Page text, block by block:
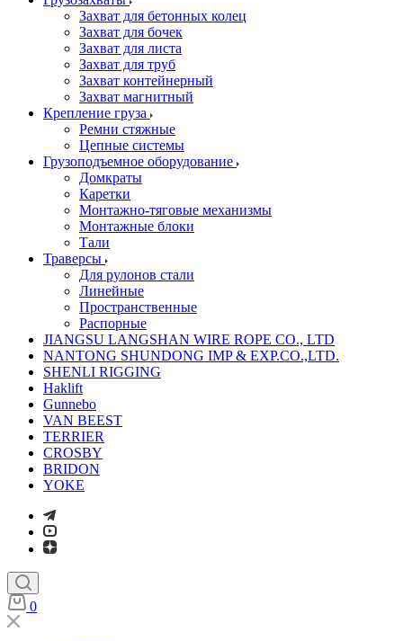
Захват для бетонных колец
Захват для бочек
Захват для листа
Захват для труб
Захват контейнерный
Захват магнитный
Крепление груза
Ремни стяжные
Цепные системы
Грузоподъемное оборудование
Домкраты
Каретки
Монтажно-тяговые механизмы
Монтажные блоки
Тали
Траверсы
Для рулонов стали
Линейные
Пространственные
Распорные
JIANGSU LANGSHAN WIRE ROPE CO., LTD
NANTONG SHUNDONG IMP & EXP.CO.,LTD.
SHENLI RIGGING
Haklift
Gunnebo
VAN BEEST
TERRIER
CROSBY
BRIDON
YOKE
0